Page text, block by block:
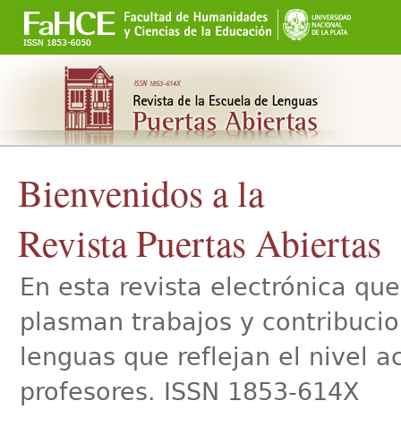
navegación
Bienvenidos a la
Revista Puertas Abiertas
En esta revista electrónica
plasman trabajos y
lenguas que reflejan el nivel
profesores. ISSN 1853-614X